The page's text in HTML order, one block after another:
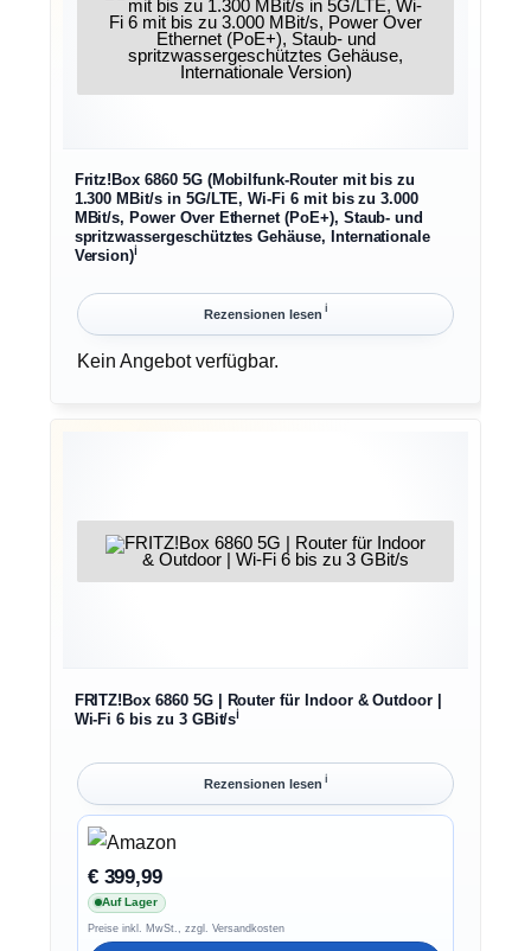
Fritz!Box 6860 5G (Mobilfunk-Router mit bis zu
1.300 MBit/s in 5G/LTE, Wi-Fi 6 mit bis zu 3.000
MBit/s, Power Over Ethernet (PoE+), Staub- und
spritzwassergeschütztes Gehäuse, Internationale
Version)ℹ︎
Rezensionen lesen ℹ︎
Kein Angebot verfügbar.
FRITZ!Box 6860 5G | Router für Indoor & Outdoor |
Wi-Fi 6 bis zu 3 GBit/sℹ︎
Rezensionen lesen ℹ︎
€ 399,99
Auf Lager
Preise inkl. MwSt., zzgl. Versandkosten